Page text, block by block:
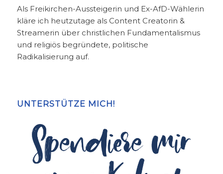
Als Freikirchen-Aussteigerin und Ex-AfD-Wählerin
kläre ich heutzutage als Content Creatorin &
Streamerin über christlichen Fundamentalismus
und religiös begründete, politische
Radikalisierung auf.
UNTERSTÜTZE MICH!